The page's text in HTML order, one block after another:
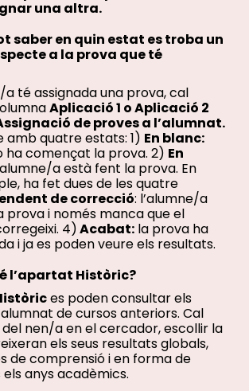
una altra.
saber en quin estat es troba un
a la prova que té
té assignada una prova, cal
Aplicació 1 o Aplicació 2
de proves a l’alumnat.
quatre estats: 1) En blanc:
ha començat la prova. 2) En
a està fent la prova. En
ha fet dues de les quatre
de correcció: l’alumne/a
prova i només manca que el
4)Acabat:la prova ha
i ja es poden veure els resultats.
l’apartat Històric?
es poden consultar els
de cursos anteriors. Cal
nen/a en el cercador, escollir la
els seus resultats globals,
de comprensió i en forma de
anys acadèmics.